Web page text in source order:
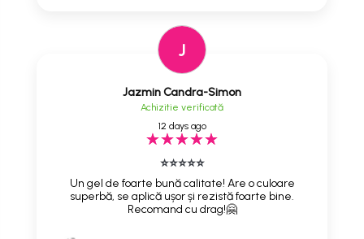
J
Jazmin Candra-Simon
Achizitie verificată
12 days ago
⭐⭐⭐⭐⭐
Un gel de foarte bună calitate! Are o culoare
superbă, se aplică ușor și rezistă foarte bine.
Recomand cu drag!🤗